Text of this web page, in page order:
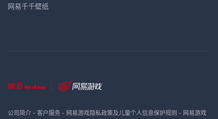
网易千千壁纸
公司简介- 客户服务- 网易游戏隐私政策及儿童个人信息保护规则 - 网易游戏